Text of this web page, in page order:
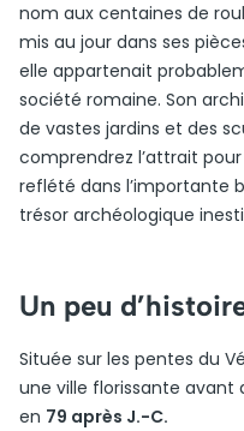
nom aux centaines de
mis au jour dans ses
elle appartenait
société romaine. Son
de vastes jardins et des
comprendrez l’attrait
reflété dans l’importante
trésor archéologique
Un peu
Située sur les pentes du
une ville florissante avant
en 79 après J.-C.